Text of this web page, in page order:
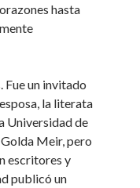
hasta
Fue un invitado
la literata
Universidad de
Meir, pero
escritores y
publicó un